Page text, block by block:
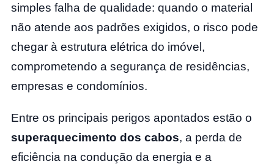
simples falha de qualidade: quando o material
não atende aos padrões exigidos, o risco pode
chegar à estrutura elétrica do imóvel,
comprometendo a segurança de residências,
empresas e condomínios.
Entre os principais perigos apontados estão o
superaquecimento dos cabos, a perda de
eficiência na condução da energia e a